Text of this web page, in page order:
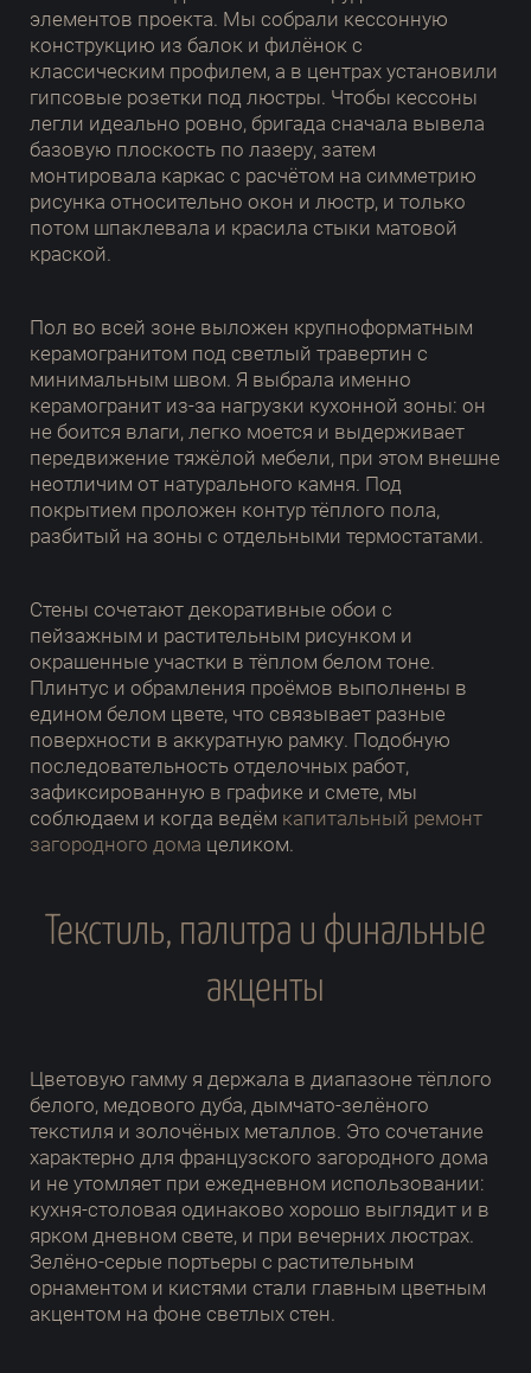
элементов проекта. Мы собрали кессонную
конструкцию из балок и филёнок с
классическим профилем, а в центрах установили
гипсовые розетки под люстры. Чтобы кессоны
легли идеально ровно, бригада сначала вывела
базовую плоскость по лазеру, затем
монтировала каркас с расчётом на симметрию
рисунка относительно окон и люстр, и только
потом шпаклевала и красила стыки матовой
краской.
Пол во всей зоне выложен крупноформатным
керамогранитом под светлый травертин с
минимальным швом. Я выбрала именно
керамогранит из-за нагрузки кухонной зоны: он
не боится влаги, легко моется и выдерживает
передвижение тяжёлой мебели, при этом внешне
неотличим от натурального камня. Под
покрытием проложен контур тёплого пола,
разбитый на зоны с отдельными термостатами.
Стены сочетают декоративные обои с
пейзажным и растительным рисунком и
окрашенные участки в тёплом белом тоне.
Плинтус и обрамления проёмов выполнены в
едином белом цвете, что связывает разные
поверхности в аккуратную рамку. Подобную
последовательность отделочных работ,
зафиксированную в графике и смете, мы
соблюдаем и когда ведём капитальный ремонт
загородного дома целиком.
Текстиль, палитра и финальные
акценты
Цветовую гамму я держала в диапазоне тёплого
белого, медового дуба, дымчато-зелёного
текстиля и золочёных металлов. Это сочетание
характерно для французского загородного дома
и не утомляет при ежедневном использовании:
кухня-столовая одинаково хорошо выглядит и в
ярком дневном свете, и при вечерних люстрах.
Зелёно-серые портьеры с растительным
орнаментом и кистями стали главным цветным
акцентом на фоне светлых стен.